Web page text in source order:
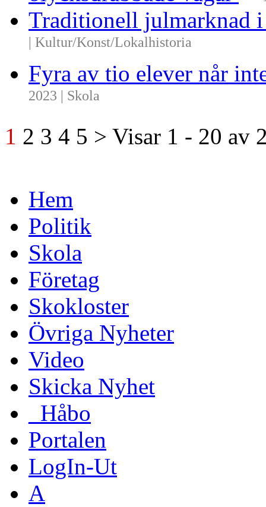
Traditionell julmarknad
| Kultur/Konst/Lokalhistoria
Fyra av tio elever når
2023 | Skola
1 2 3 4 5 > Visar 1 - 20 av
Hem
Politik
Skola
Företag
Skokloster
Övriga Nyheter
Video
Skicka Nyhet
_Håbo
Portalen
LogIn-Ut
A